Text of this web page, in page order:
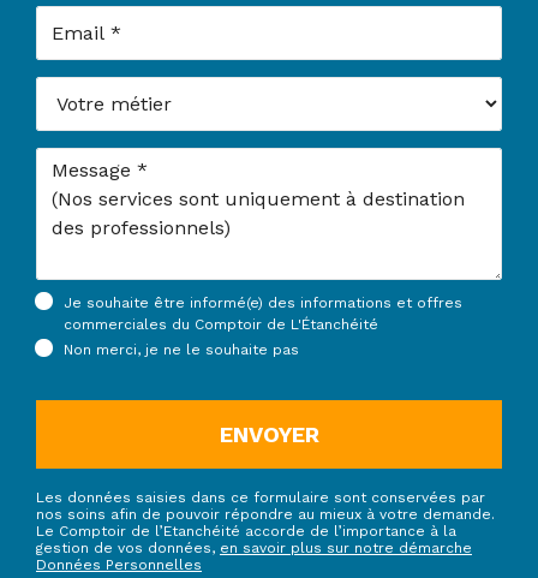
Message
Je souhaite être informé(e) des informations et offres
commerciales du Comptoir de L'Étanchéité
Non merci, je ne le souhaite pas
ENVOYER
Les données saisies dans ce formulaire sont conservées par
nos soins afin de pouvoir répondre au mieux à votre demande.
Le Comptoir de l’Etanchéité accorde de l’importance à la
gestion de vos données, en savoir plus sur notre démarche
Données Personnelles